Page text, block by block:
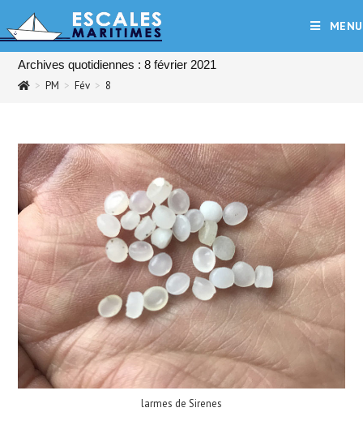
to
content
MENU
Archives quotidiennes : 8 février 2021
> PM > Fév > 8
larmes de Sirenes